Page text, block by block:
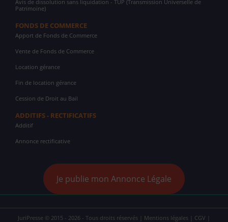
Avis de dissolution sans liquidation - TUP (Transmission Universelle de
Patrimoine)
FONDS DE COMMERCE
Apport de Fonds de Commerce
Vente de Fonds de Commerce
Location gérance
Fin de location gérance
Cession de Droit au Bail
ADDITIFS - RECTIFICATIFS
Additif
Annonce rectificative
Je publie mon Annonce Légale
JuriPresse © 2015 - 2026 - Tous droits réservés | Mentions légales CGV